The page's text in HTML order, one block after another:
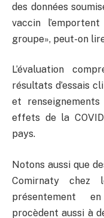
des données
vaccin
groupe», peut-on
L’évaluation
résultats d’essais
et
effets de la
pays.
Notons aussi que
Comirnaty
présentement
procèdent aussi à